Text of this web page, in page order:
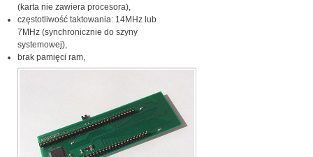
(karta nie zawiera procesora),
częstotliwość taktowania: 14MHz lub
7MHz (synchronicznie do szyny
systemowej),
brak pamięci ram,